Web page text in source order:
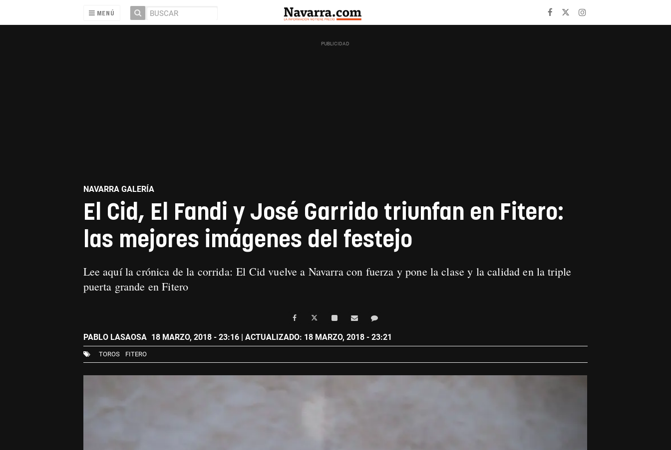
MENÚ
NAVARRA GALERÍA
El Cid, El Fandi y José Garrido triunfan en Fitero:
las mejores imágenes del festejo
Lee aquí la crónica de la corrida:El Cid vuelve a Navarra con fuerza y pone la clase y la calidad en la triple
puerta grande en Fitero
PABLO LASAOSA 18 MARZO, 2018 - 23:16| ACTUALIZADO: 18 MARZO, 2018 - 23:21
TOROS FITERO